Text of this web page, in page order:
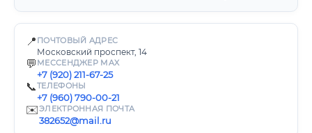
📍 ПОЧТОВЫЙ АДРЕС
Московский проспект, 14
💬 МЕССЕНДЖЕР MAX
+7 (920) 211-67-25
📞ТЕЛЕФОНЫ
+7 (960) 790-00-21
✉️ЭЛЕКТРОННАЯ ПОЧТА
382652@mail.ru